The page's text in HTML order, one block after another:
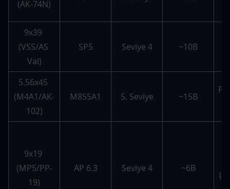
(AK-74N)
9x39
(VSS/AS
Val)
SP5 Seviye 4 ~10B
5.56x45
(M4A1/AK-
102)
M855A1 5. Seviye ~15B
9x19
(MP5/PP-
19)
AP 6.3 Seviye 4 ~6B